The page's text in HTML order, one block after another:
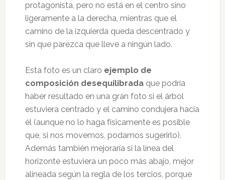
protagonista, pero no está en el centro sino
ligeramente a la derecha, mientras que el
camino de la izquierda queda descentrado y
sin que parezca que lleve a ningún lado.
Esta foto es un claro ejemplo de
composición desequilibradaque podría
haber resultado en una gran foto si el árbol
estuviera centrado y el camino condujera hacia
él (aunque no lo haga físicamente es posible
que, si nos movemos, podamos sugerirlo).
Además también mejoraría si la línea del
horizonte estuviera un poco más abajo, mejor
alineada según la regla de los tercios, porque